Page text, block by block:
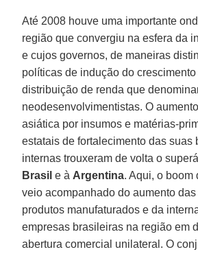
Até 2008 houve uma importante
região que convergiu na esfera da
e cujos governos, de maneiras
políticas de indução do
distribuição de renda que
neodesenvolvimentistas. O
asiática por insumos e matérias-
estatais de fortalecimento das suas
internas trouxeram de volta o
Brasil e à Argentina. Aqui, o boom
veio acompanhado do aumento
produtos manufaturados e da
empresas brasileiras na região em
abertura comercial unilateral. O